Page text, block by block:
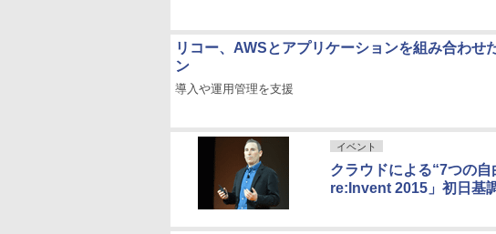
リコー、AWSとアプリケーションを組み合わせ
ン
導入や運用管理を支援
イベント
クラウドによる“7つの
re:Invent 2015」初日基